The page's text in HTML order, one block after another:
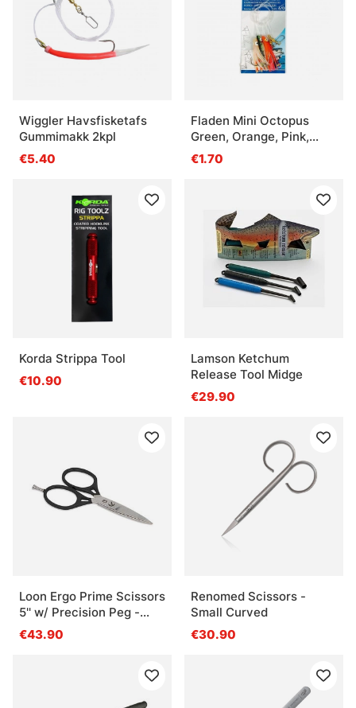
Wiggler Havsfisketafs
Gummimakk 2kpl
€5.40
Fladen Mini Octopus
Green, Orange, Pink,
Hook Size 6/0
€1.70
Korda Strippa Tool
€10.90
Lamson Ketchum
Release Tool Midge
€29.90
Loon Ergo Prime Scissors
5'' w/ Precision Peg -
Black
€43.90
Renomed Scissors -
Small Curved
€30.90